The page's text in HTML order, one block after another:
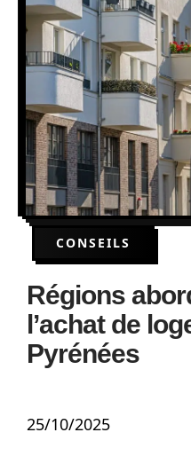
CONSEILS
Régions
l’achat de
Pyrénées
25/10/2025